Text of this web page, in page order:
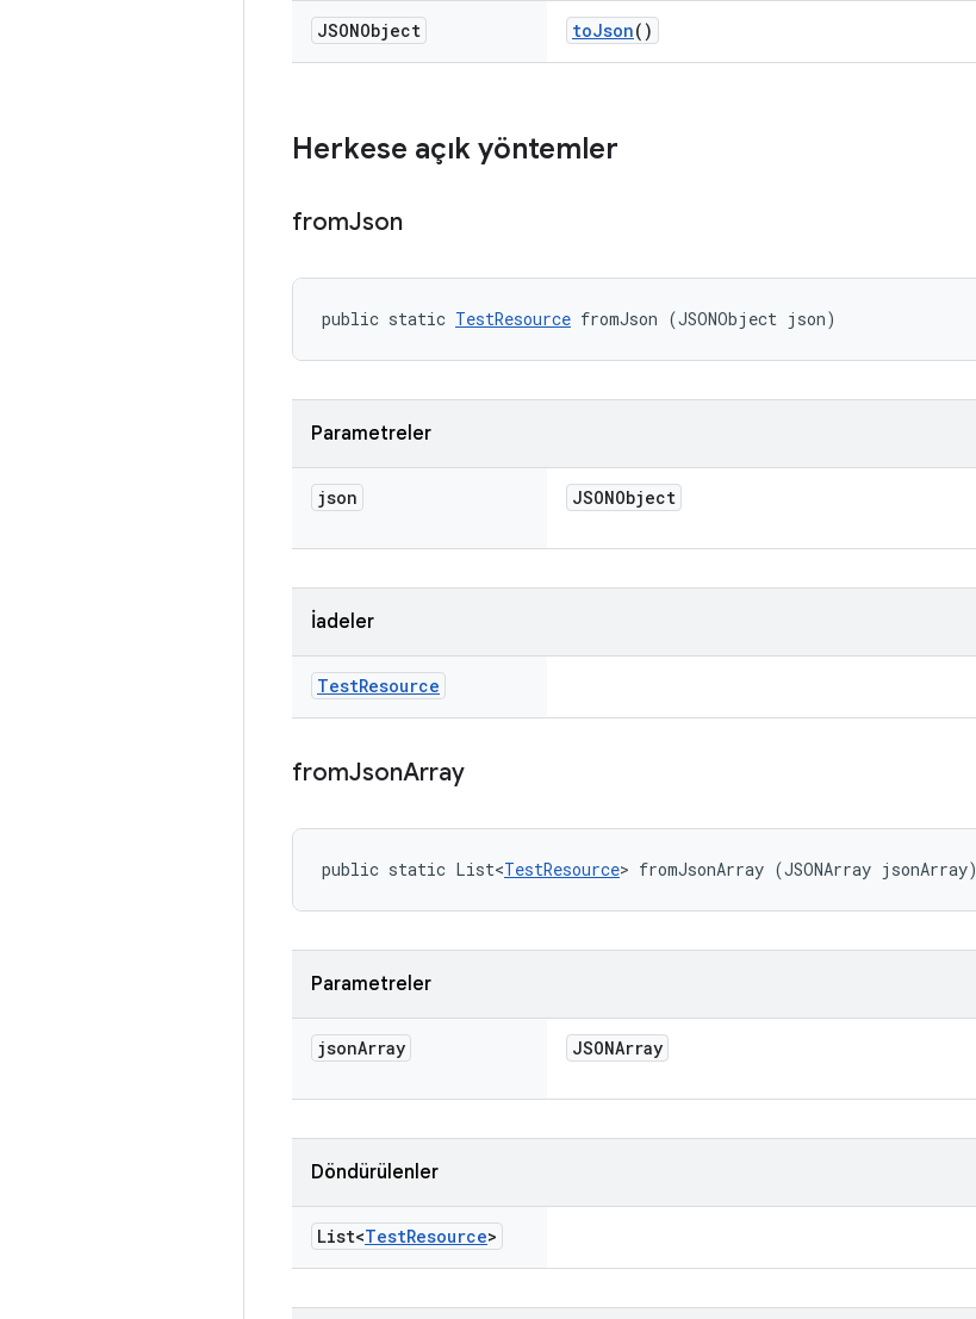
JSONObject toJson()
Herkese açık yöntemler
fromJson
public static TestResource fromJson (JSONObject json)
Parametreler
json JSONObject
İadeler
TestResource
fromJsonArray
public static List<TestResource> fromJsonArray (JSONArray jsonArray)
Parametreler
jsonArray JSONArray
Döndürülenler
List<TestResource>